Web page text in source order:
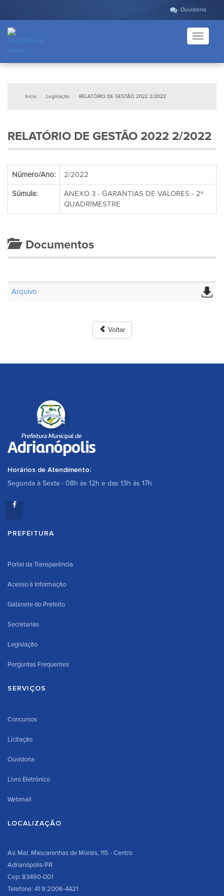
Ouvidoria
Toggle
Início Legislação RELATÓRIO DE GESTÃO 2022 2/2022
RELATÓRIO DE GESTÃO 2022 2/2022
Número/Ano: 2/2022
Súmula:
ANEXO 3 - GARANTIAS DE VALORES - 2º
QUADRIMESTRE
Documentos
Arquivo
Voltar
Horários de Atendimento:
Segunda à Sexta - 08h às 12h e das 13h às 17h
PREFEITURA
Portal da Transparência
Acesso à Informação
Gabinete do Prefeito
Secretarias
Legislação
Perguntas Frequentes
SERVIÇOS
Concursos
Licitação
Ouvidoria
Livro Eletrônico
Webmail
LOCALIZAÇÃO
Av. Mal. Mascarenhas de Morais, 115 - Centro
Adrianópolis-PR
Cep: 83490-001
Telefone: 41 9 2006-4421